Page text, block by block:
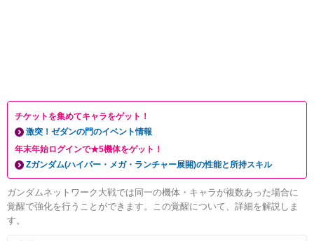
チケットを集めてキャラをゲット！
激突！ゼダンの門のイベント情報
年末年始ログインで★5機体をゲット！
Zガンダム(ハイパー・メガ・ランチャー展開)の性能と所持スキル
ガンダムネットワーク大戦では同一の機体・キャラが複数あった場合に
覚醒で強化を行うことができます。この覚醒について、詳細を解説しま
す。